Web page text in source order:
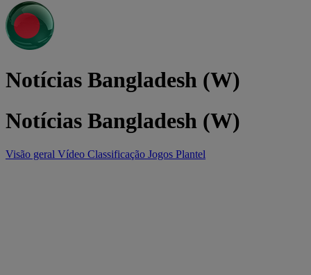
Notícias Bangladesh (W)
Notícias Bangladesh (W)
Visão geral Vídeo Classificação Jogos Plantel